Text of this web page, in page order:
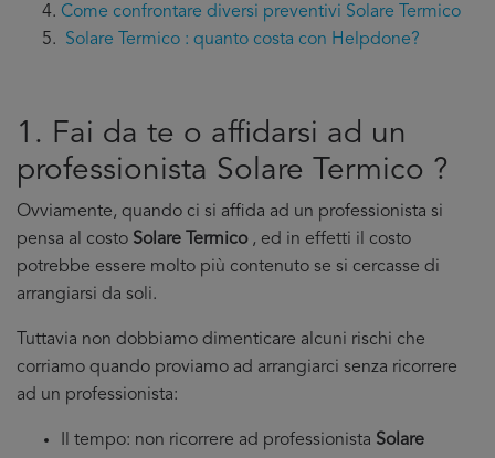
Come confrontare diversi preventivi Solare Termico
Solare Termico : quanto costa con Helpdone?
1. Fai da te o affidarsi ad un
professionista Solare Termico ?
Ovviamente, quando ci si affida ad un professionista si
pensa al costo Solare Termico , ed in effetti il costo
potrebbe essere molto più contenuto se si cercasse di
arrangiarsi da soli.
Tuttavia non dobbiamo dimenticare alcuni rischi che
corriamo quando proviamo ad arrangiarci senza ricorrere
ad un professionista:
Il tempo: non ricorrere ad professionista Solare